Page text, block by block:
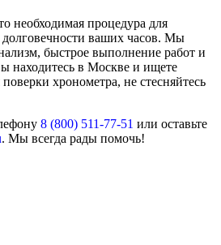
необходимая процедура для
долговечности ваших часов. Мы
быстрое выполнение работ и
находитесь в Москве и ищете
хронометра, не стесняйтесь
8 (800) 511-77-51 или оставьте
. Мы всегда рады помочь!